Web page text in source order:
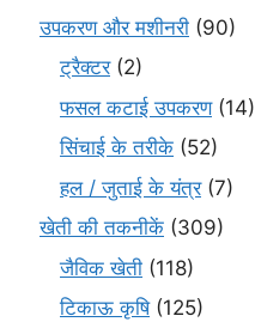
उपकरण और मशीनरी (90)
ट्रैक्टर(2)
फसल कटाई उपकरण(14)
सिंचाई के तरीके (52)
हल / जुताई के यंत्र(7)
खेती की तकनीकें (309)
जैविक खेती (118)
टिकाऊ कृषि(125)